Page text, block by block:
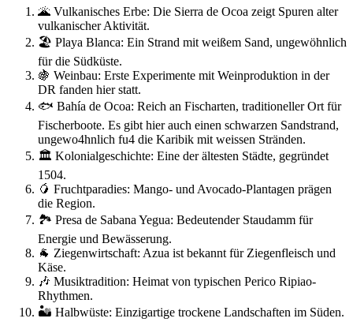
🌋 Vulkanisches Erbe: Die Sierra de Ocoa zeigt Spuren alter
vulkanischer Aktivität.
🏖️ Playa Blanca: Ein Strand mit weißem Sand, ungewöhnlich
für die Südküste.
🍇 Weinbau: Erste Experimente mit Weinproduktion in der
DR fanden hier statt.
🐟 Bahía de Ocoa: Reich an Fischarten, traditioneller Ort für
Fischerboote. Es gibt hier auch einen schwarzen Sandstrand,
ungewo4hnlich fu4 die Karibik mit weissen Stränden.
🏛️ Kolonialgeschichte: Eine der ältesten Städte, gegründet
1504.
🥭 Fruchtparadies: Mango- und Avocado-Plantagen prägen
die Region.
🏞️ Presa de Sabana Yegua: Bedeutender Staudamm für
Energie und Bewässerung.
🐐 Ziegenwirtschaft: Azua ist bekannt für Ziegenfleisch und
Käse.
🎶 Musiktradition: Heimat von typischen Perico Ripiao-
Rhythmen.
🏜️ Halbwüste: Einzigartige trockene Landschaften im Süden.